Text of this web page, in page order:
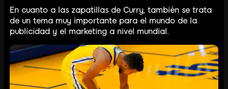
En cuanto a las zapatillas de Curry, también se trata
de un tema muy importante para el mundo de la
publicidad y el marketing a nivel mundial.